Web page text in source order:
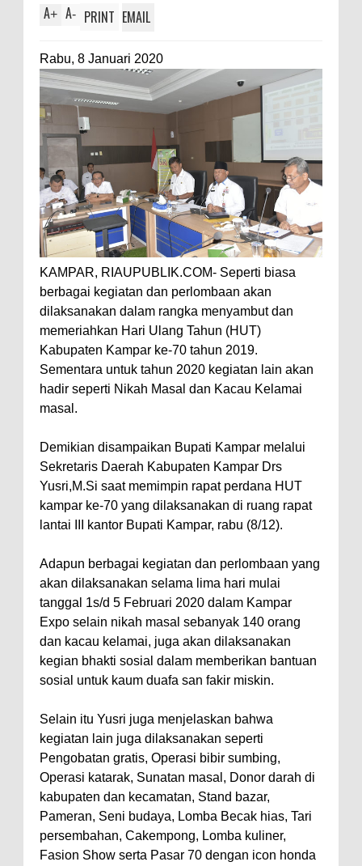
A+ A- PRINT EMAIL
Rabu, 8 Januari 2020
KAMPAR, RIAUPUBLIK.COM- Seperti biasa
berbagai kegiatan dan perlombaan akan
dilaksanakan dalam rangka menyambut dan
memeriahkan Hari Ulang Tahun (HUT)
Kabupaten Kampar ke-70 tahun 2019.
Sementara untuk tahun 2020 kegiatan lain akan
hadir seperti Nikah Masal dan Kacau Kelamai
masal.
Demikian disampaikan Bupati Kampar melalui
Sekretaris Daerah Kabupaten Kampar Drs
Yusri,M.Si saat memimpin rapat perdana HUT
kampar ke-70 yang dilaksanakan di ruang rapat
lantai III kantor Bupati Kampar, rabu (8/12).
Adapun berbagai kegiatan dan perlombaan yang
akan dilaksanakan selama lima hari mulai
tanggal 1s/d 5 Februari 2020 dalam Kampar
Expo selain nikah masal sebanyak 140 orang
dan kacau kelamai, juga akan dilaksanakan
kegian bhakti sosial dalam memberikan bantuan
sosial untuk kaum duafa san fakir miskin.
Selain itu Yusri juga menjelaskan bahwa
kegiatan lain juga dilaksanakan seperti
Pengobatan gratis, Operasi bibir sumbing,
Operasi katarak, Sunatan masal, Donor darah di
kabupaten dan kecamatan, Stand bazar,
Pameran, Seni budaya, Lomba Becak hias, Tari
persembahan, Cakempong, Lomba kuliner,
Fasion Show serta Pasar 70 dengan icon honda